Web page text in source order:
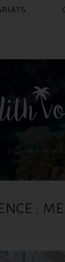
S'OUVRIR AU
: